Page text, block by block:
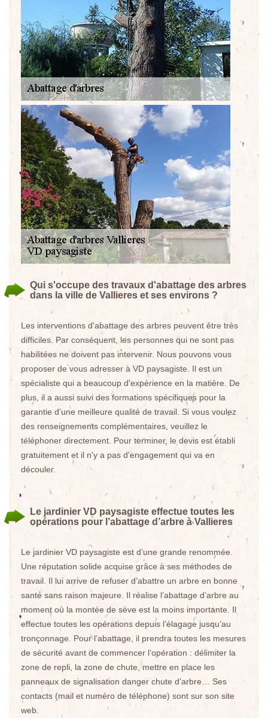
Qui s'occupe des travaux d'abattage des arbres
dans la ville de Vallieres et ses environs ?
Les interventions d'abattage des arbres peuvent être très
difficiles. Par conséquent, les personnes qui ne sont pas
habilitées ne doivent pas intervenir. Nous pouvons vous
proposer de vous adresser à VD paysagiste. Il est un
spécialiste qui a beaucoup d'expérience en la matière. De
plus, il a aussi suivi des formations spécifiques pour la
garantie d'une meilleure qualité de travail. Si vous voulez
des renseignements complémentaires, veuillez le
téléphoner directement. Pour terminer, le devis est établi
gratuitement et il n'y a pas d'engagement qui va en
découler.
Le jardinier VD paysagiste effectue toutes les
opérations pour l’abattage d’arbre à Vallieres
Le jardinier VD paysagiste est d’une grande renommée.
Une réputation solide acquise grâce à ses méthodes de
travail. Il lui arrive de refuser d’abattre un arbre en bonne
santé sans raison majeure. Il réalise l’abattage d’arbre au
moment où la montée de sève est la moins importante. Il
effectue toutes les opérations depuis l’élagage jusqu’au
tronçonnage. Pour l’abattage, il prendra toutes les mesures
de sécurité avant de commencer l’opération : délimiter la
zone de repli, la zone de chute, mettre en place les
panneaux de signalisation danger chute d’arbre… Ses
contacts (mail et numéro de téléphone) sont sur son site
web.